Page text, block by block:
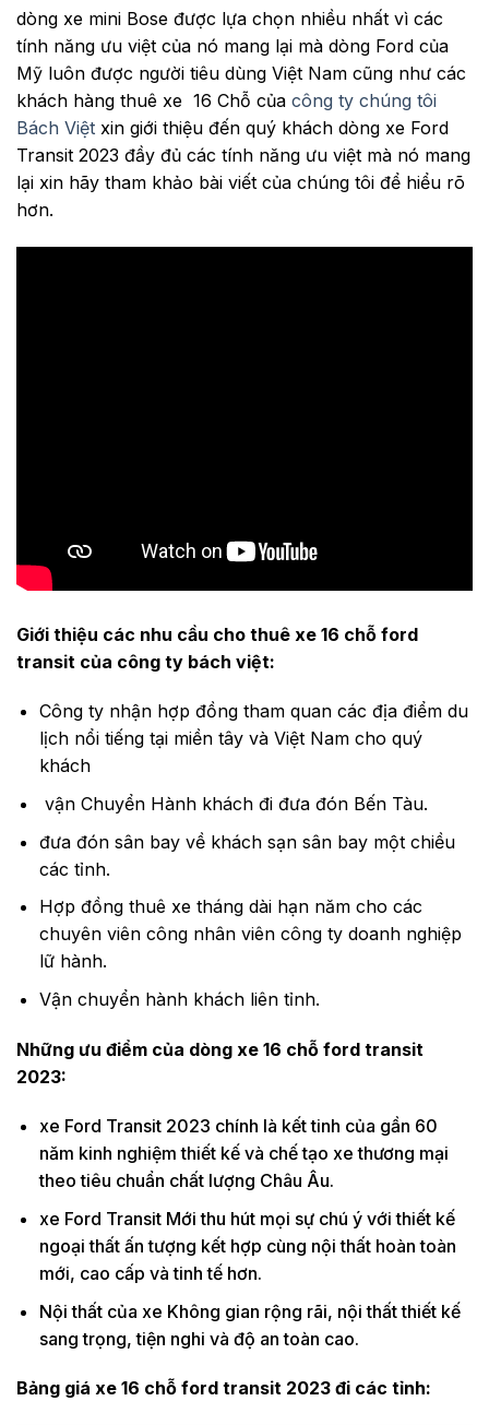
dòng xe mini Bose được lựa chọn nhiều nhất vì các
tính năng ưu việt của nó mang lại mà dòng Ford của
Mỹ luôn được người tiêu dùng Việt Nam cũng như các
khách hàng thuê xe 16 Chỗ của công ty chúng tôi
Bách Việt xin giới thiệu đến quý khách dòng xe Ford
Transit 2023 đầy đủ các tính năng ưu việt mà nó mang
lại xin hãy tham khảo bài viết của chúng tôi để hiểu rõ
hơn.
Giới thiệu các nhu cầu cho thuê xe 16 chỗ ford
transit của công ty bách việt:
Công ty nhận hợp đồng tham quan các địa điểm du
lịch nổi tiếng tại miền tây và Việt Nam cho quý
khách
vận Chuyển Hành khách đi đưa đón Bến Tàu.
đưa đón sân bay về khách sạn sân bay một chiều
các tỉnh.
Hợp đồng thuê xe tháng dài hạn năm cho các
chuyên viên công nhân viên công ty doanh nghiệp
lữ hành.
Vận chuyển hành khách liên tỉnh.
Những ưu điểm của dòng xe 16 chỗ ford transit
2023:
xe Ford Transit 2023 chính là kết tinh của gần 60
năm kinh nghiệm thiết kế và chế tạo xe thương mại
theo tiêu chuẩn chất lượng Châu Âu.
xe Ford Transit Mới thu hút mọi sự chú ý với thiết kế
ngoại thất ấn tượng kết hợp cùng nội thất hoàn toàn
mới, cao cấp và tinh tế hơn.
Nội thất của xe Không gian rộng rãi, nội thất thiết kế
sang trọng, tiện nghi và độ an toàn cao.
Bảng giá xe 16 chỗ ford transit 2023 đi các tỉnh: